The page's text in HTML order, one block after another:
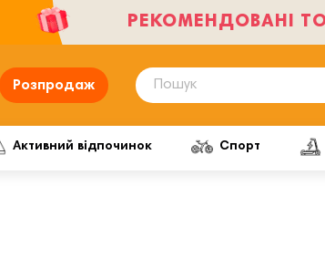
РЕКОМЕНДОВАНІ
Розпродаж
Активний відпочинок Спорт